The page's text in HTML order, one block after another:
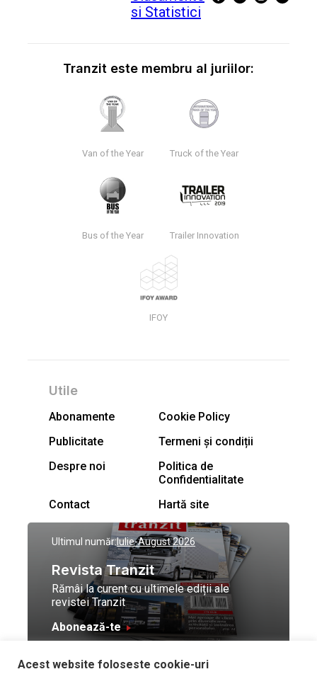
Tranzit este membru al juriilor:
Van of the Year Truck of the Year
Bus of the Year Trailer Innovation
IFOY
Utile
Abonamente
Cookie Policy
Publicitate
Termeni și condiții
Despre noi
Politica de
Confidentialitate
Contact
Hartă site
Ultimul număr:Iulie-August 2026
Revista Tranzit
Rămâi la curent cu ultimele ediții ale
revistei Tranzit
Abonează-te
© Toate drepturile Design by
Acest website foloseste cookie-uri